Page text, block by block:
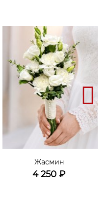
Жасмин
4 250 ₽